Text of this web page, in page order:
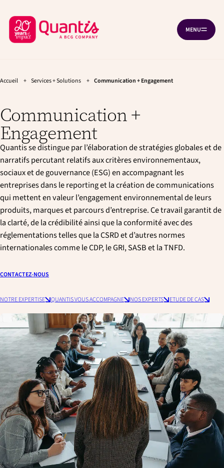
n
g
a
t
i
n
p
r
n
c
i
p
l
o
e
n
u
p
r
n
c
i
p
a
l
R
r
l
'
a
c
c
u
e
i
l
O
U
I
O
N
MENU
Accueil + Services + Solutions + Communication + Engagement
Communication +
Engagement
Quantis se distingue par l’élaboration de stratégies globales et de
narratifs percutant relatifs aux critères environnementaux,
sociaux et de gouvernance (ESG) en accompagnant les
entreprises dans le reporting et la création de communications
qui mettent en valeur l’engagement environnemental de leurs
produits, marques et parcours d’entreprise. Ce travail garantit de
la clarté, de la crédibilité ainsi que la conformité avec des
réglementations telles que la CSRD et d’autres normes
internationales comme le CDP, le GRI, SASB et la TNFD.
CONTACTEZ-NOUS
NOTRE EXPERTISE QUANTIS VOUS ACCOMPAGNE NOS EXPERTS ETUDE DE CAS